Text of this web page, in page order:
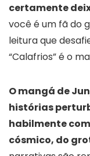
certamente
você é um fã do
leitura que
“Calafrios” é o
O mangá de
histórias
habilmente
cósmico, do